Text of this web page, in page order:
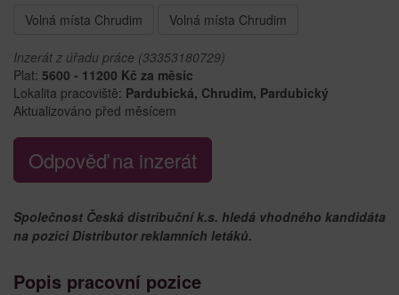
Volná místa Chrudim Volná místa Chrudim
Inzerát z úřadu práce (33353180729)
Plat: 5600 - 11200 Kč za měsíc
Lokalita pracoviště: Pardubická, Chrudim, Pardubický
Aktualizováno před měsícem
Odpověď na inzerát
Společnost Česká distribuční k.s. hledá vhodného kandidáta
na pozici Distributor reklamních letáků.
Popis pracovní pozice